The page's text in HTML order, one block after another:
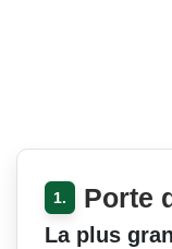
1. Porte
La plus